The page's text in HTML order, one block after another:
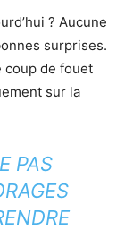
? Aucune
surprises.
coup de fouet
sur la
PAS